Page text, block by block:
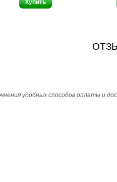
удобных способов оплаты и